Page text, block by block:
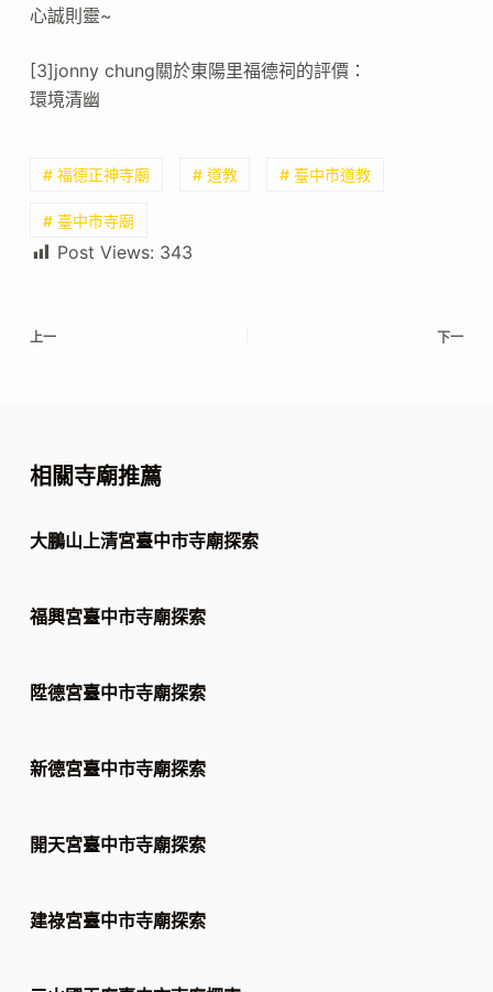
心誠則靈~
[3]jonny chung關於東陽里福德祠的評價：
環境清幽
# 福德正神寺廟 # 道教 # 臺中市道教
# 臺中市寺廟
Post Views: 343
上一 下一
相關寺廟推薦
大鵬山上清宮臺中市寺廟探索
福興宮臺中市寺廟探索
陞德宮臺中市寺廟探索
新德宮臺中市寺廟探索
開天宮臺中市寺廟探索
建祿宮臺中市寺廟探索